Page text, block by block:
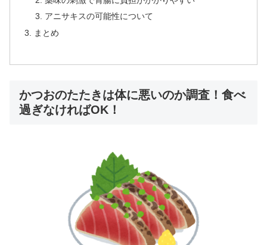
アニサキスの可能性について
まとめ
かつおのたたきは体に悪いのか調査！食べ
過ぎなければOK！